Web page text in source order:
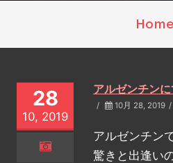
Home
28
10, 2019
アルゼンチンに
/ 10月 28, 2019 /
アルゼンチン
驚きと出逢い